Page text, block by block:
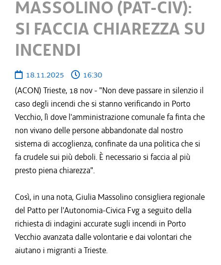
MASSOLINO (PAT-CIV):
SI FACCIA CHIAREZZA SU
INCENDI
18.11.2025
16:30
(ACON) Trieste, 18 nov - "Non deve passare in silenzio il
caso degli incendi che si stanno verificando in Porto
Vecchio, lì dove l'amministrazione comunale fa finta che
non vivano delle persone abbandonate dal nostro
sistema di accoglienza, confinate da una politica che si
fa crudele sui più deboli. È necessario si faccia al più
presto piena chiarezza".
Così, in una nota, Giulia Massolino consigliera regionale
del Patto per l'Autonomia-Civica Fvg a seguito della
richiesta di indagini accurate sugli incendi in Porto
Vecchio avanzata dalle volontarie e dai volontari che
aiutano i migranti a Trieste.